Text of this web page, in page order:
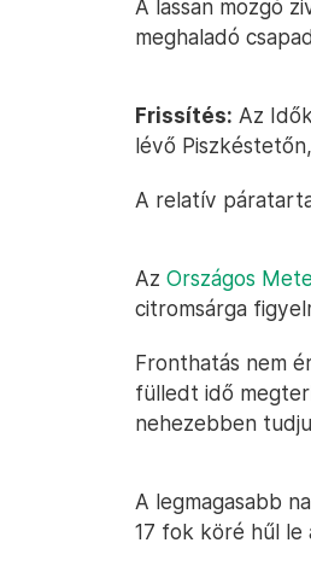
A lassan mozgó
meghaladó
Frissítés: Az
lévő
A relatív
Az Országos
citromsárga
Fronthatás nem
fülledt idő
nehezebben
A legmagasabb
17 fok köré hűl le